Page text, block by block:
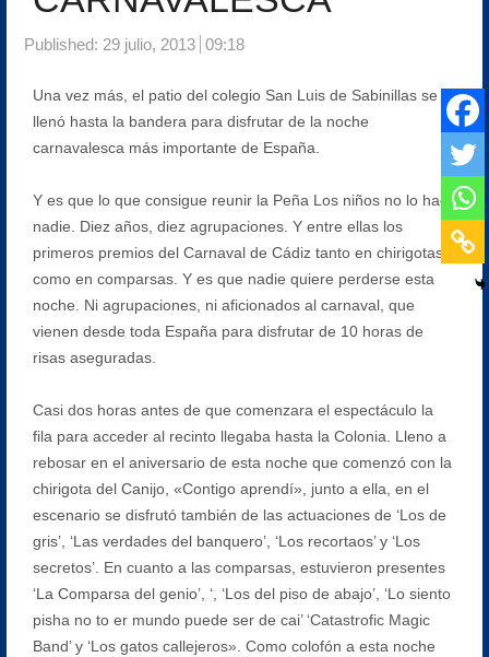
Published: 29 julio, 2013 09:18
Una vez más, el patio del colegio San Luis de Sabinillas se
llenó hasta la bandera para disfrutar de la noche
carnavalesca más importante de España.
Y es que lo que consigue reunir la Peña Los niños no lo hace
nadie. Diez años, diez agrupaciones. Y entre ellas los
primeros premios del Carnaval de Cádiz tanto en chirigotas
como en comparsas. Y es que nadie quiere perderse esta
noche. Ni agrupaciones, ni aficionados al carnaval, que
vienen desde toda España para disfrutar de 10 horas de
risas aseguradas.
Casi dos horas antes de que comenzara el espectáculo la
fila para acceder al recinto llegaba hasta la Colonia. Lleno a
rebosar en el aniversario de esta noche que comenzó con la
chirigota del Canijo, «Contigo aprendí», junto a ella, en el
escenario se disfrutó también de las actuaciones de ‘Los de
gris’, ‘Las verdades del banquero’, ‘Los recortaos’ y ‘Los
secretos’. En cuanto a las comparsas, estuvieron presentes
‘La Comparsa del genio’, ‘, ‘Los del piso de abajo’, ‘Lo siento
pisha no to er mundo puede ser de cai’ ‘Catastrofic Magic
Band’ y ‘Los gatos callejeros». Como colofón a esta noche